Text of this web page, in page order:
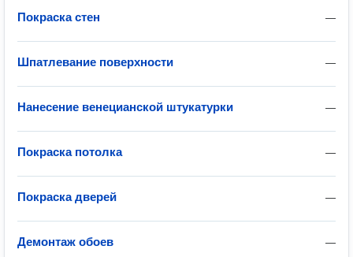
—
Покраска стен
—
Шпатлевание поверхности
—
Нанесение венецианской штукатурки
—
Покраска потолка
—
Покраска дверей
—
Демонтаж обоев